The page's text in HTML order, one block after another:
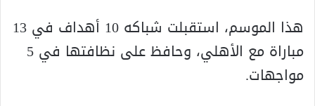
هذا الموسم، استقبلت شباكه 10 أهداف في 13
مباراة مع الأهلي، وحافظ على نظافتها في 5
مواجهات.